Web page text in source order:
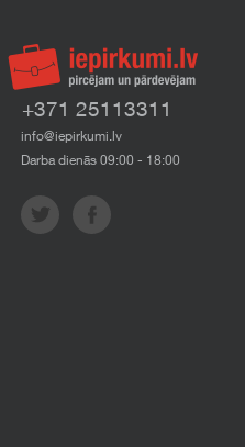
+371 25113311
info@iepirkumi.lv
Darba dienās 09:00 - 18:00